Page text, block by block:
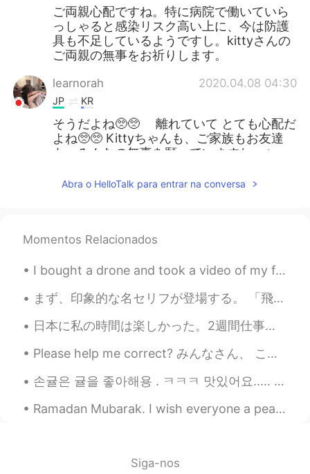
ご両親心配ですね。特に病院で働いていら
っしゃると感染リスク高い上に、今は防護
具も不足しているようですし。kittyさんの
ご両親の無事をお祈りします。
learnorah 2020.04.08 04:30
JP KR
そうだよね🥺🥺 離れていて とても心配だ
よね🥺🥺 Kittyちゃんも、ご家族もお友達
も みんなの無事を願っていますね。⭐️
nao 2020.04.07 17:57
た。
した。
協力しなければいけないと思って、今
日から一か月家で仕事をすることに決
めました。
協力しなければいけないと思って、今
決めました。
話は変わりますが、昨日はあまり良く
れませんでした。
Abra o HelloTalk para entrar na conversa
Momentos Relacionados
I bought a drone and took a video of my family’s house in the suburbs. You can see how typical Am...
まず、印象的な名セリフが登場する。 「飛べない豚は、ただの豚だ。」 紅の豚というのは魔法をかけられて、豚になった人の話だ。 主人公は豚なのにカッコいい！「かっこいい」は容姿じゃないんだな。心なん...
日本に私の時間は楽しかった。2週間仕事は忙しくて疲れました。親友との私の誕生日と休暇はすばらしか。一期一会。 My time in Japan was fun. The 2 weeks of ...
Please help me correct? みんなさん、 こんにちは！私はカレンです。 私は日本に来たから、面白い思い出を作れました。飛行機が到着した日から、電車の中で私の大切なバック...
손귤은 귤을 좋아해용 . ㅋㅋㅋ 맛있어요..... 귤 좋아해요 ? 🍊🍊🍊 Songül likes tangerine. so delicious . do u like tang...
Ramadan Mubarak. I wish everyone a peaceful month. 🙏✨ Excerpts from The Qur'an. Translated by M...
Siga-nos